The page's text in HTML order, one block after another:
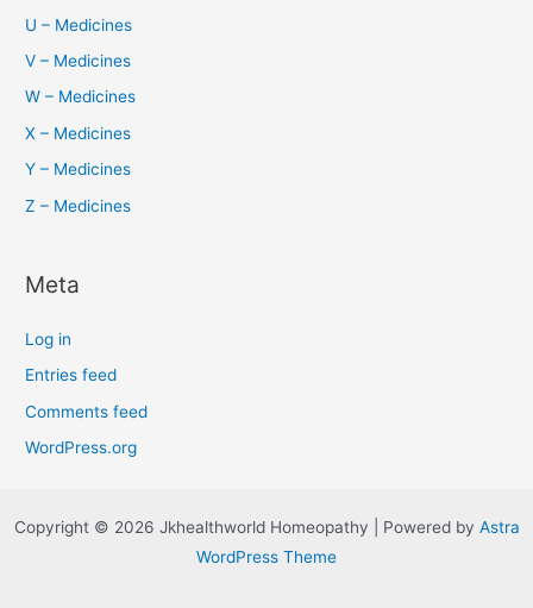
U – Medicines
V – Medicines
W – Medicines
X – Medicines
Y – Medicines
Z – Medicines
Meta
Log in
Entries feed
Comments feed
WordPress.org
Copyright © 2026 Jkhealthworld Homeopathy | Powered by Astra
WordPress Theme